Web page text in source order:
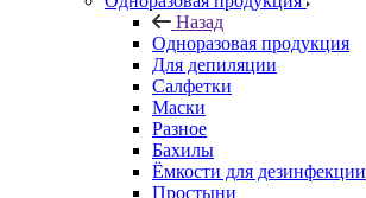
Назад
Одноразовая продукция
Для депиляции
Салфетки
Маски
Разное
Бахилы
Ёмкости для дезинфекции
Простыни